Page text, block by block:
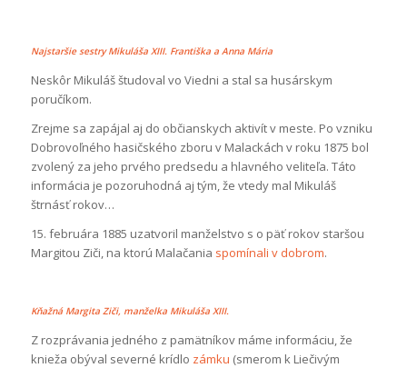
Najstaršie sestry Mikuláša XIII. Františka a Anna Mária
Neskôr Mikuláš študoval vo Viedni a stal sa husárskym
poručíkom.
Zrejme sa zapájal aj do občianskych aktivít v meste. Po vzniku
Dobrovoľného hasičského zboru v Malackách v roku 1875 bol
zvolený za jeho prvého predsedu a hlavného veliteľa. Táto
informácia je pozoruhodná aj tým, že vtedy mal Mikuláš
štrnásť rokov…
15. februára 1885 uzatvoril manželstvo s o päť rokov staršou
Margitou Ziči, na ktorú Malačania spomínali v dobrom.
Kňažná Margita Ziči, manželka Mikuláša XIII.
Z rozprávania jedného z pamätníkov máme informáciu, že
knieža obýval severné krídlo zámku (smerom k Liečivým